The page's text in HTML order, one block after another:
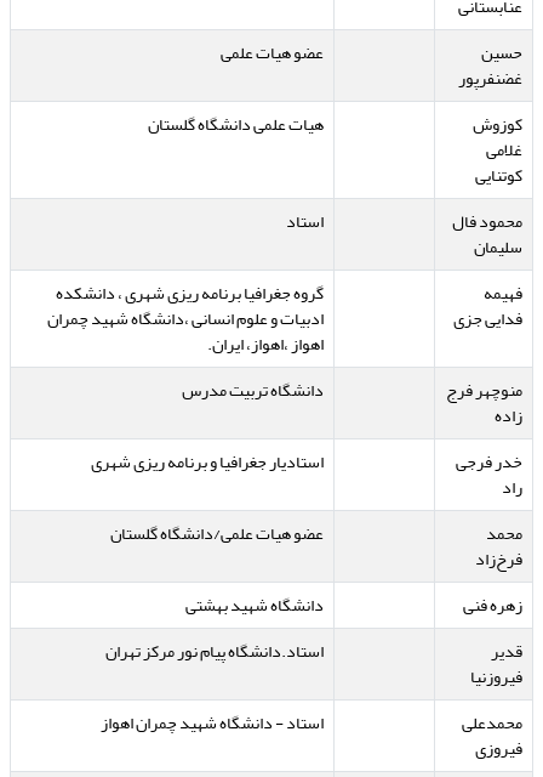
عنابستانی
حسین
غضنفرپور
عضو هیات علمی
کوزوش
غلامی
کوتنایی
هیات علمی دانشگاه گلستان
محمود فال
سلیمان
استاد
فهیمه
فدایی جزی
گروه جغرافیا برنامه ریزی شهری ، دانشکده
ادبیات و علوم انسانی ،دانشگاه شهید چمران
اهواز ،اهواز، ایران.
منوچهر فرج
زاده
دانشگاه تربیت مدرس
خدر فرجی
راد
استادیار جغرافیا و برنامه ریزی شهری
محمد
فرخ‌زاد
عضو هیات علمی/دانشگاه گلستان
زهره فنی
دانشگاه شهید بهشتی
قدیر
فیروزنیا
استاد.دانشگاه پیام نور مرکز تهران
محمدعلی
فیروزی
استاد - دانشگاه شهید چمران اهواز